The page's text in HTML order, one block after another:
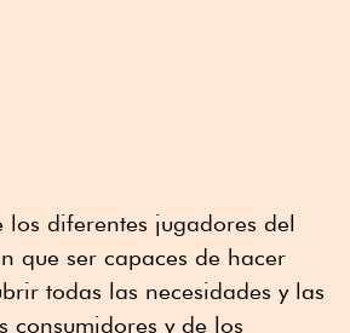
los diferentes jugadores del
que ser capaces de hacer
todas las necesidades y las
consumidores y de los